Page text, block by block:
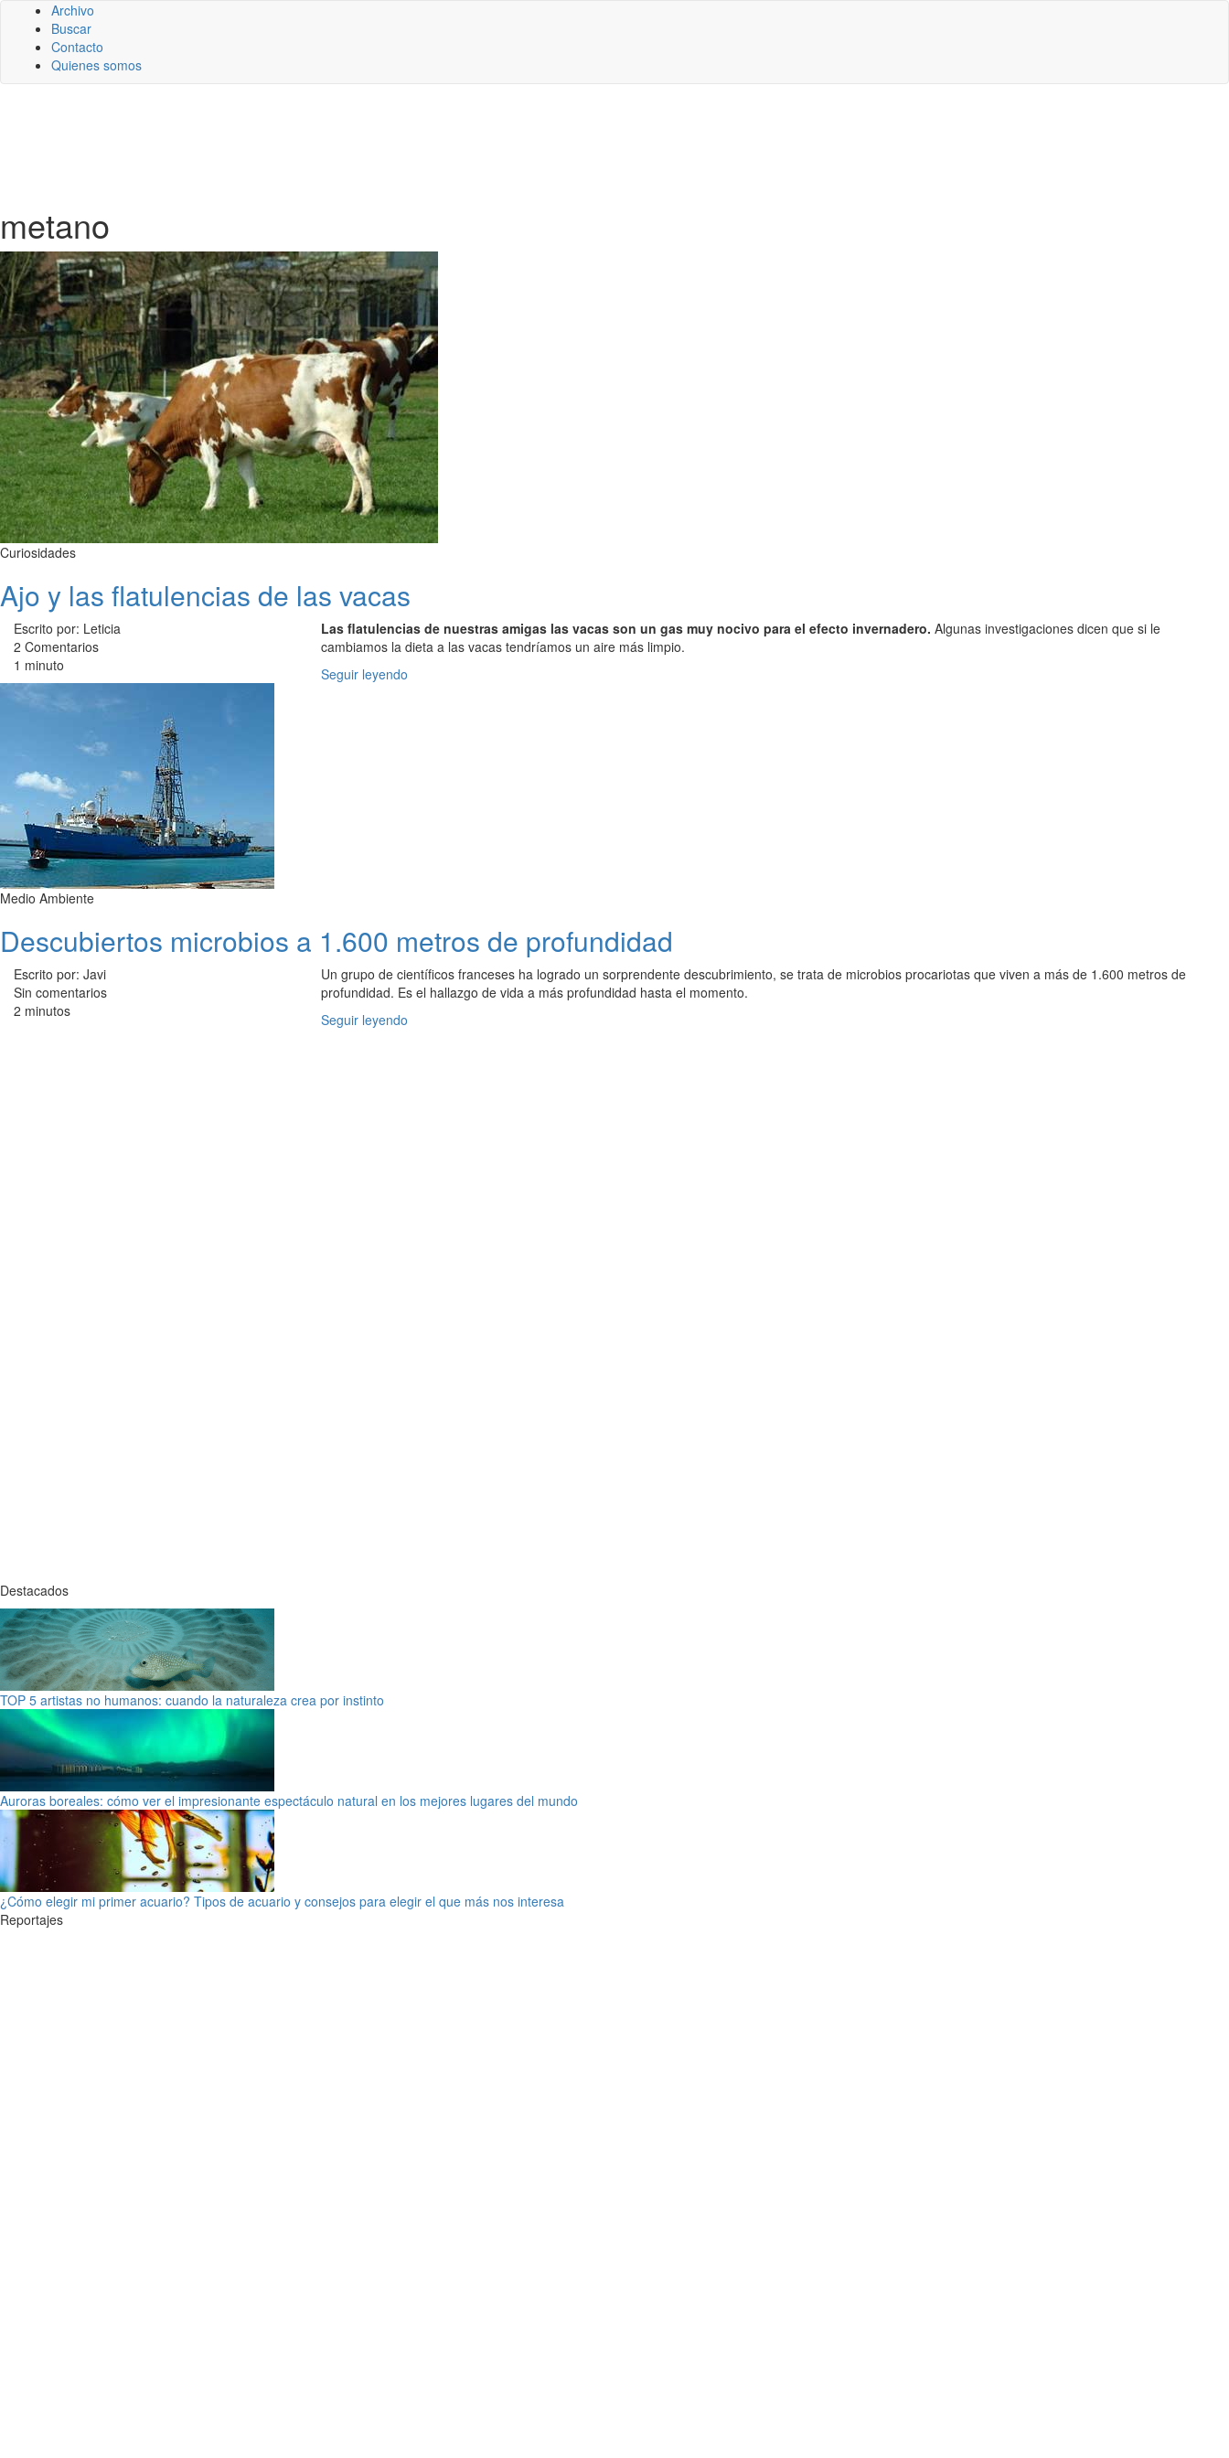
Archivo
Buscar
Contacto
Quienes somos
metano
Curiosidades
Ajo y las flatulencias de las vacas
Escrito por: Leticia
2 Comentarios
1 minuto
Las flatulencias de nuestras amigas las vacas son un gas muy nocivo para el efecto invernadero. Algunas investigaciones dicen que si le
cambiamos la dieta a las vacas tendríamos un aire más limpio.
Seguir leyendo
Medio Ambiente
Descubiertos microbios a 1.600 metros de profundidad
Escrito por: Javi
Sin comentarios
2 minutos
Un grupo de científicos franceses ha logrado un sorprendente descubrimiento, se trata de microbios procariotas que viven a más de 1.600 metros de
profundidad. Es el hallazgo de vida a más profundidad hasta el momento.
Seguir leyendo
Destacados
TOP 5 artistas no humanos: cuando la naturaleza crea por instinto
Auroras boreales: cómo ver el impresionante espectáculo natural en los mejores lugares del mundo
¿Cómo elegir mi primer acuario? Tipos de acuario y consejos para elegir el que más nos interesa
Reportajes